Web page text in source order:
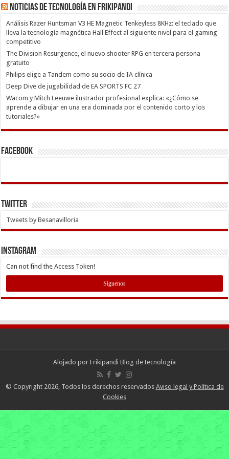
Noticias de Tecnología en Frikipandi
Análisis Razer Huntsman V3 HE Magnetic Tenkeyless 8KHz: el teclado que
lleva la tecnología magnética Hall Effect al siguiente nivel para el gaming
competitivo
The Division Resurgence, el nuevo shooter RPG en tercera persona
gratuito
Philips elige a Tandem como su socio de IA clínica
Deep Dive de jugabilidad de EA SPORTS FC 27
Wacom y Mitch Leeuwe ilustrador profesional explica: «¿Cómo se
aprende a dibujar en una era dominada por el contenido corto y los
tutoriales?»
Facebook
Twitter
Tweets by Besanavilloria
INSTAGRAM
Can not find the Access Token!
Siguenos
Alojado por Frikipandi Blog de tecnología
© Copyright 2026, Todos los derechos reservados Aviso legal y Política de
Cookies